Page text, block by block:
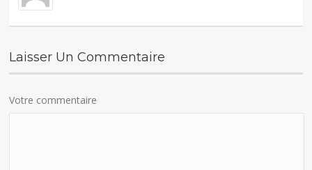
Laisser Un Commentaire
Votre commentaire